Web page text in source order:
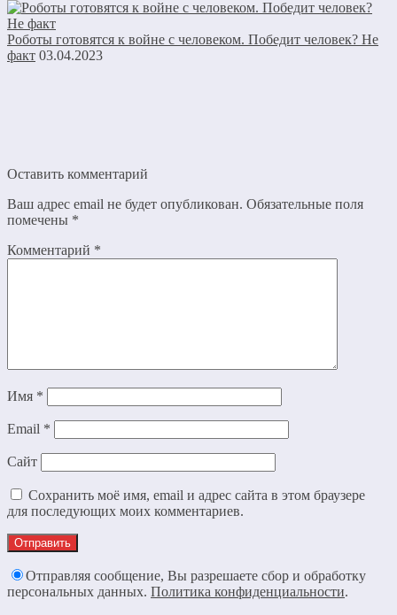
Роботы готовятся к войне с человеком. Победит человек? Не
факт 03.04.2023
Оставить комментарий
Ваш адрес email не будет опубликован. Обязательные поля
помечены *
Комментарий *
Имя *
Email *
Сайт
Сохранить моё имя, email и адрес сайта в этом браузере
для последующих моих комментариев.
Отправляя сообщение, Вы разрешаете сбор и обработку
персональных данных. Политика конфиденциальности.